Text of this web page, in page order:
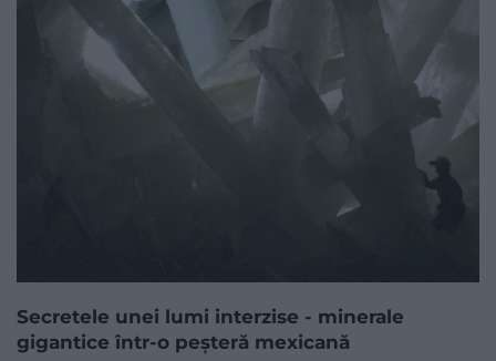
Secretele unei lumi interzise - minerale
gigantice într-o peșteră mexicană